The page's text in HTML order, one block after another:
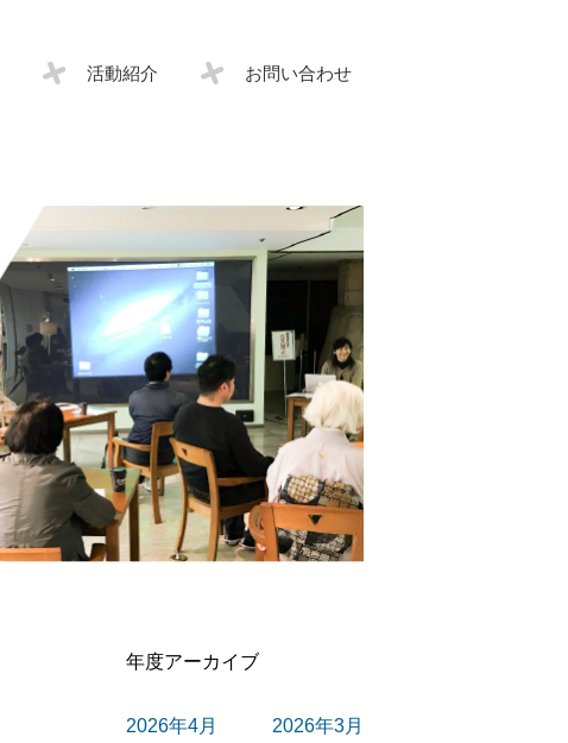
活動紹介 お問い合わせ
年度アーカイブ
2026年4月
2026年3月